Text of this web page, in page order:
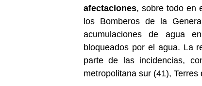
afectaciones, sobre todo en
los Bomberos de la
acumulaciones de agua
bloqueados por el agua. La
parte de las incidencias,
metropolitana sur (41), Terres